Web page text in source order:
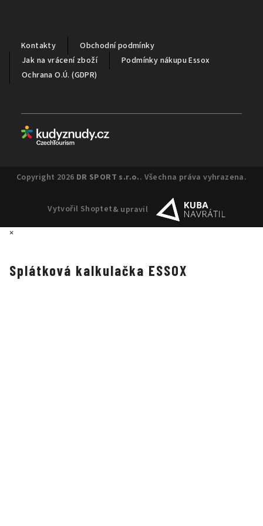
Kontakty
Obchodní podmínky
Jak na vrácení zboží
Podmínky nákupu Essox
Ochrana O.Ú. (GDPR)
Copyright 2026 DR SPORT s.r.o.. Všechna práva vyhrazena.
Vytvořil Shoptet& upravil
×
Splátková kalkulačka ESSOX